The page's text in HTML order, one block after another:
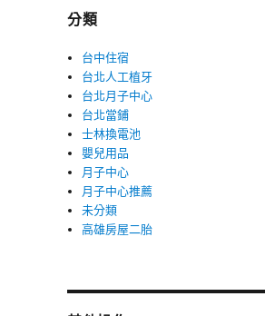
分類
台中住宿
台北人工植牙
台北月子中心
台北當鋪
士林換電池
嬰兒用品
月子中心
月子中心推薦
未分類
高雄房屋二胎